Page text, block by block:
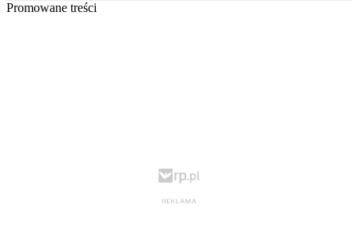
Promowane treści